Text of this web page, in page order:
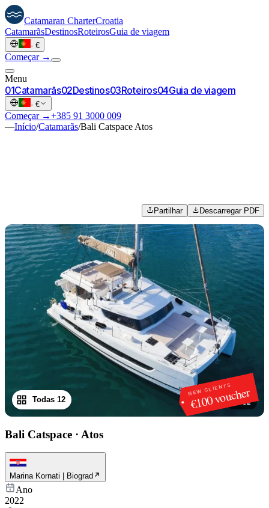
Catamaran CharterCroatia
CatamarãsDestinosRoteirosGuia de viagem
· €
Começar →
Menu
01Catamarãs02Destinos03Roteiros04Guia de viagem
· €
Começar →+385 91 3000 009
—Início/Catamarãs/Bali Catspace Atos
Partilhar Descarregar PDF
NEW CLIENTS
€100 voucher
1/12
Todas 12
Bali Catspace · Atos
Marina Kornati | Biograd
Ano
2022